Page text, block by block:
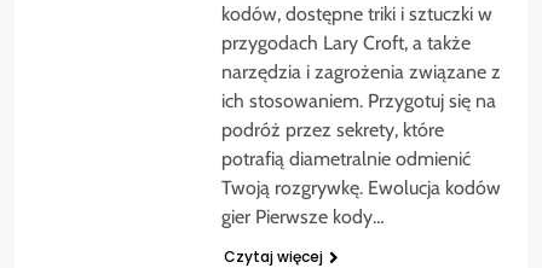
kodów, dostępne triki i sztuczki w
przygodach Lary Croft, a także
narzędzia i zagrożenia związane z
ich stosowaniem. Przygotuj się na
podróż przez sekrety, które
potrafią diametralnie odmienić
Twoją rozgrywkę. Ewolucja kodów
gier Pierwsze kody…
Czytaj więcej